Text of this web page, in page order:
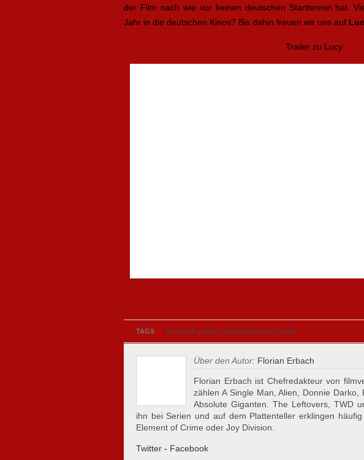
der Film nach wie vor keinen deutschen Starttermin hat.
Jahr in die deutschen Kinos? Bis dahin freuen wir uns auf
Trailer zu Lucy
TAGS » luc besson news scarlett johansson trailer
Über den Autor: Florian Erbach
Florian Erbach ist Chefredakteur von
zählen A Single Man, Alien, Donnie
Absolute Giganten. The Leftovers, TWD
ihn bei Serien und auf dem Plattenteller erklingen häufig
Element of Crime oder Joy Division.
Twitter - Facebook